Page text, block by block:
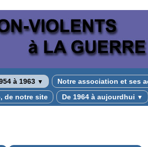
à 1963 ▼ Notre association et ses
de notre site De 1964 à aujourdhui ▼